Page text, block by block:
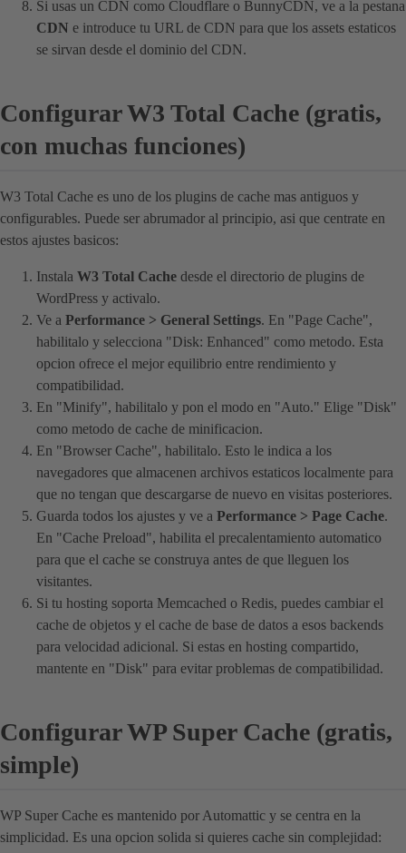
Si usas un CDN como Cloudflare o BunnyCDN, ve a la pestana
CDN e introduce tu URL de CDN para que los assets estaticos
se sirvan desde el dominio del CDN.
Configurar W3 Total Cache (gratis,
con muchas funciones)
W3 Total Cache es uno de los plugins de cache mas antiguos y
configurables. Puede ser abrumador al principio, asi que centrate en
estos ajustes basicos:
Instala W3 Total Cache desde el directorio de plugins de
WordPress y activalo.
Ve a Performance > General Settings. En "Page Cache",
habilitalo y selecciona "Disk: Enhanced" como metodo. Esta
opcion ofrece el mejor equilibrio entre rendimiento y
compatibilidad.
En "Minify", habilitalo y pon el modo en "Auto." Elige "Disk"
como metodo de cache de minificacion.
En "Browser Cache", habilitalo. Esto le indica a los
navegadores que almacenen archivos estaticos localmente para
que no tengan que descargarse de nuevo en visitas posteriores.
Guarda todos los ajustes y ve a Performance > Page Cache.
En "Cache Preload", habilita el precalentamiento automatico
para que el cache se construya antes de que lleguen los
visitantes.
Si tu hosting soporta Memcached o Redis, puedes cambiar el
cache de objetos y el cache de base de datos a esos backends
para velocidad adicional. Si estas en hosting compartido,
mantente en "Disk" para evitar problemas de compatibilidad.
Configurar WP Super Cache (gratis,
simple)
WP Super Cache es mantenido por Automattic y se centra en la
simplicidad. Es una opcion solida si quieres cache sin complejidad: